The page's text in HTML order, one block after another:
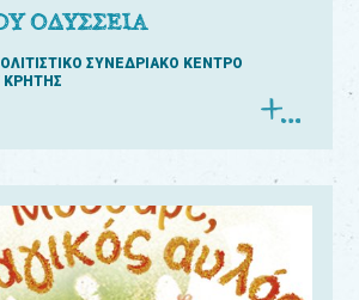
ΟΔΥΣΣΕΙΑ
ΣΥΝΕΔΡΙΑΚΟ ΚΕΝΤΡΟ
ΚΡΗΤΗΣ